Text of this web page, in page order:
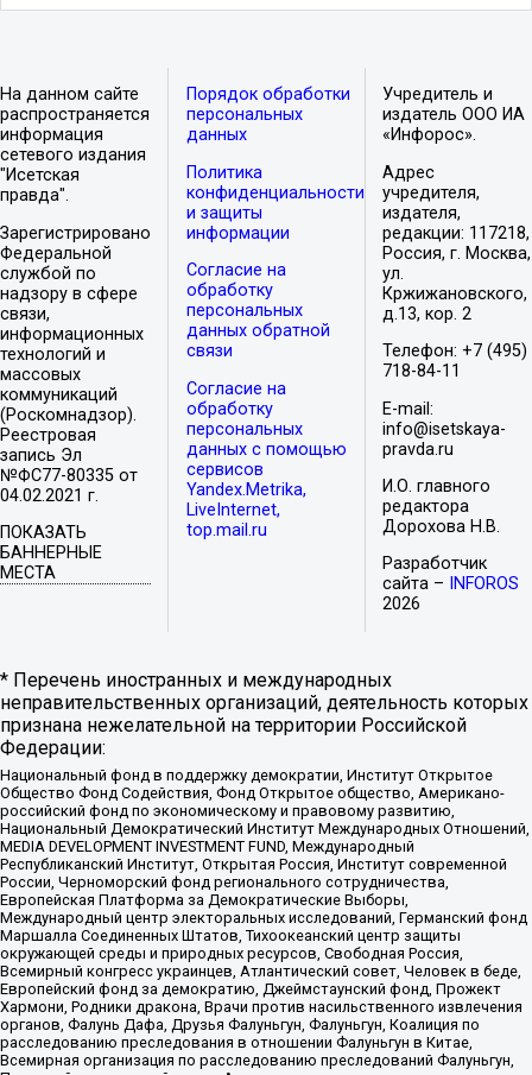
На данном сайте
распространяется
информация
сетевого издания
"Исетская
правда".
Зарегистрировано
Федеральной
службой по
надзору в сфере
связи,
информационных
технологий и
массовых
коммуникаций
(Роскомнадзор).
Реестровая
запись Эл
№ФС77-80335 от
04.02.2021 г.
ПОКАЗАТЬ
БАННЕРНЫЕ
МЕСТА
Порядок обработки
персональных
данных
Политика
конфиденциальности
и защиты
информации
Согласие на
обработку
персональных
данных обратной
связи
Согласие на
обработку
персональных
данных с помощью
сервисов
Yandex.Metrika,
LiveInternet,
top.mail.ru
Учредитель и
издатель ООО ИА
«Инфорос».
Адрес
учредителя,
издателя,
редакции: 117218,
Россия, г. Москва,
ул.
Кржижановского,
д.13, кор. 2
Телефон: +7 (495)
718-84-11
E-mail:
info@isetskaya-
pravda.ru
И.О. главного
редактора
Дорохова Н.В.
Разработчик
сайта –
INFOROS
2026
* Перечень иностранных и международных
неправительственных организаций, деятельность которых
признана нежелательной на территории Российской
Федерации:
Национальный фонд в поддержку демократии, Институт Открытое
Общество Фонд Содействия, Фонд Открытое общество, Американо-
российский фонд по экономическому и правовому развитию,
Национальный Демократический Институт Международных Отношений,
MEDIA DEVELOPMENT INVESTMENT FUND, Международный
Республиканский Институт, Открытая Россия, Институт современной
России, Черноморский фонд регионального сотрудничества,
Европейская Платформа за Демократические Выборы,
Международный центр электоральных исследований, Германский фонд
Маршалла Соединенных Штатов, Тихоокеанский центр защиты
окружающей среды и природных ресурсов, Свободная Россия,
Всемирный конгресс украинцев, Атлантический совет, Человек в беде,
Европейский фонд за демократию, Джеймстаунский фонд, Прожект
Хармони, Родники дракона, Врачи против насильственного извлечения
органов, Фалунь Дафа, Друзья Фалуньгун, Фалуньгун, Коалиция по
расследованию преследования в отношении Фалуньгун в Китае,
Всемирная организация по расследованию преследований Фалуньгун,